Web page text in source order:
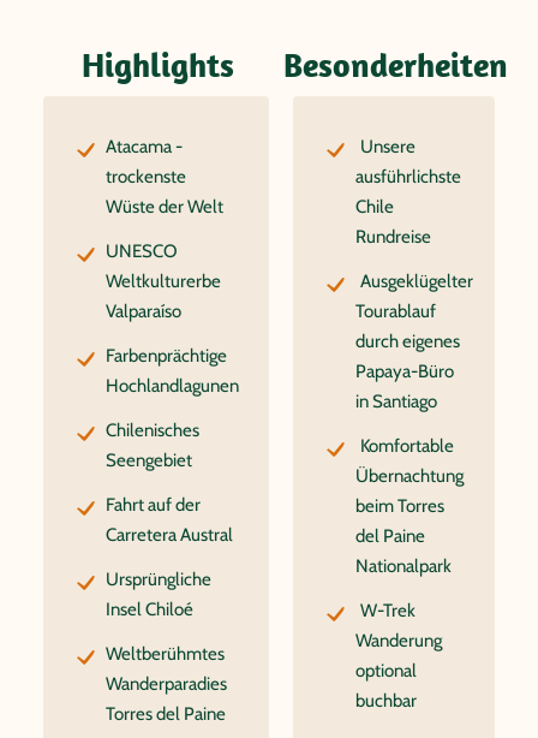
Highlights
Atacama -
trockenste
Wüste der Welt
UNESCO
Weltkulturerbe
Valparaíso
Farbenprächtige
Hochlandlagunen
Chilenisches
Seengebiet
Fahrt auf der
Carretera Austral
Ursprüngliche
Insel Chiloé
Weltberühmtes
Wanderparadies
Torres del Paine
Besonderheiten
Unsere
ausführlichste
Chile
Rundreise
Ausgeklügelter
Tourablauf
durch eigenes
Papaya-Büro
in Santiago
Komfortable
Übernachtung
beim Torres
del Paine
Nationalpark
W-Trek
Wanderung
optional
buchbar